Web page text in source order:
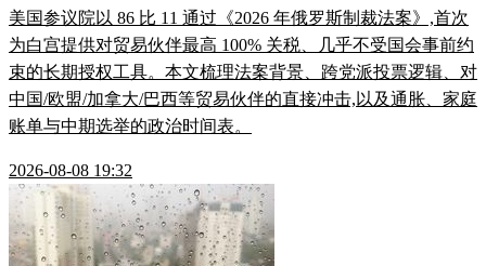
美国参议院以 86 比 11 通过《2026 年俄罗斯制裁法案》,首次
为白宫提供对贸易伙伴最高 100% 关税、几乎不受国会事前约
束的长期授权工具。本文梳理法案背景、跨党派投票逻辑、对
中国/欧盟/加拿大/巴西等贸易伙伴的直接冲击,以及通胀、家庭
账单与中期选举的政治时间表。
2026-08-08 19:32